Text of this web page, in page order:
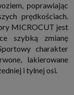
poprawiając
prędkościach.
MICROCUT jest
szybką zmianę
charakter
lakierowane
i tylnej osi.